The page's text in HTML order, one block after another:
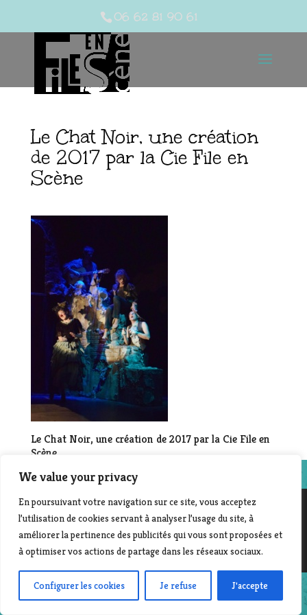
We value your privacy
En poursuivant votre navigation sur ce site, vous acceptez
l’utilisation de cookies servant à analyser l’usage du site, à
améliorer la pertinence des publicités qui vous sont proposées et
à optimiser vos actions de partage dans les réseaux sociaux.
Configurer les cookies Je refuse J'accepte
06 62 81 90 61
Le Chat Noir, une création
de 2017 par la Cie File en
Scène
Le Chat Noir, une création de 2017 par la Cie File en
Scène
©2014-2025 File en scène - Contact :Laurent Beyer
| Création & développement : Corinne Morvan
www.pro-file-design.com